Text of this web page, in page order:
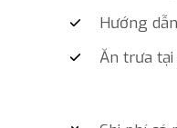
Hướng
Ăn trưa